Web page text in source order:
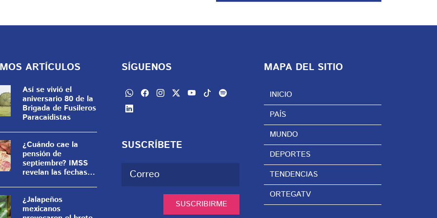
ARTÍCULOS
Así se vivió el
aniversario 80 de la
Brigada de Fusileros
Paracaidistas
¿Cuándo cae la
pensión de
septiembre? IMSS
revelan las fechas
¿Jalapeños
mexicanos
SÍGUENOS
SUSCRÍBETE
SUSCRIBIRME
MAPA DEL SITIO
INICIO
PAÍS
MUNDO
DEPORTES
TENDENCIAS
ORTEGATV